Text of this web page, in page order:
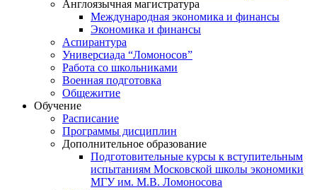
Англоязычная магистратура
Международная экономика и финансы
Экономика и финансы
Аспирантура
Универсиада “Ломоносов”
Работа со школьниками
Военная подготовка
Общежитие
Обучение
Расписание
Программы дисциплин
Дополнительное образование
Подготовительные курсы к вступительным
испытаниям Московской школы экономики
МГУ им. М.В. Ломоносова